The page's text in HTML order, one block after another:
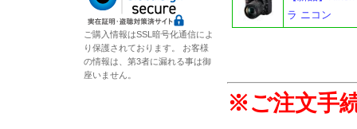
ラ ニコン
※ご注文手
ご購入情報はSSL暗号化通信によ
り保護されております。 お客様
の情報は、第3者に漏れる事は御
座いません。